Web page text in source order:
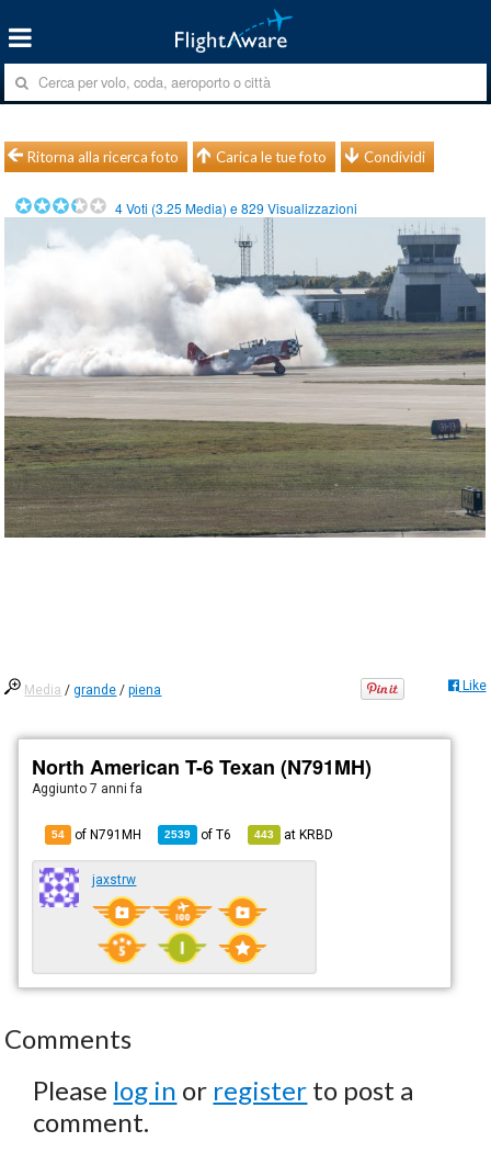
Ritorna alla ricerca foto Carica le tue foto Condividi
4Voti (3.25 Media) e829 Visualizzazioni
Media /grande /piena Like
North American T-6 Texan (N791MH)
Aggiunto7 anni fa
54 of N791MH 2539 ofT6 443 atKRBD
jaxstrw
Comments
Please log in or register to post a
comment.